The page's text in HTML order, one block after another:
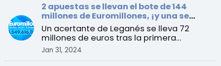
2 apuestas se llevan el bote de 144
millones de Euromillones, ¡y una se
queda en España!
Un acertante de Leganés se lleva 72
millones de euros tras la primera
Jan 31, 2024